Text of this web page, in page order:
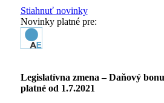
Stiahnuť novinky
Novinky platné pre:
Legislatívna zmena – Daňový
platné od 1.7.2021